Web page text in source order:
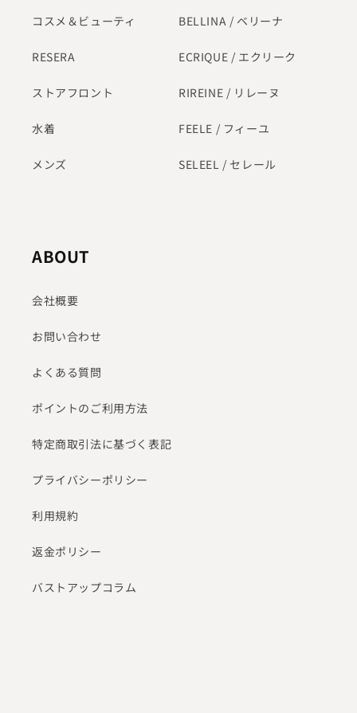
コスメ＆ビューティ
RESERA
ストアフロント
水着
メンズ
BELLINA / ベリーナ
ECRIQUE / エクリーク
RIREINE / リレーヌ
FEELE / フィーユ
SELEEL / セレール
ABOUT
会社概要
お問い合わせ
よくある質問
ポイントのご利用方法
特定商取引法に基づく表記
プライバシーポリシー
利用規約
返金ポリシー
バストアップコラム